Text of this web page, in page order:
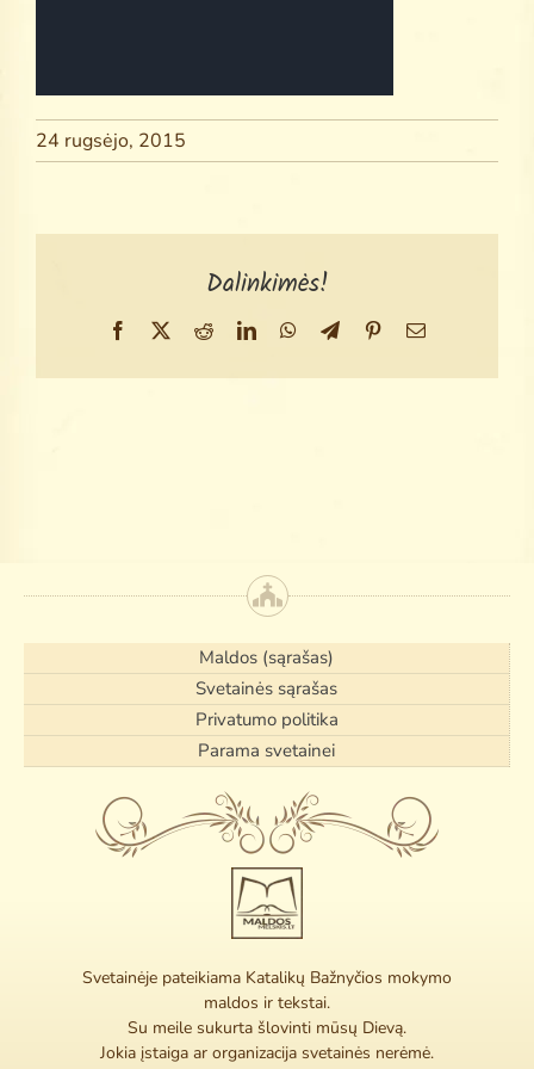
24 rugsėjo, 2015
Dalinkimės!
Facebook RedditLinkedInWhatsApp
TelegramPinterestEmail
Maldos (sąrašas)
Svetainės sąrašas
Privatumo politika
Parama svetainei
Svetainėje pateikiama Katalikų Bažnyčios mokymo
maldos ir tekstai.
Su meile sukurta šlovinti mūsų Dievą.
Jokia įstaiga ar organizacija svetainės nerėmė.